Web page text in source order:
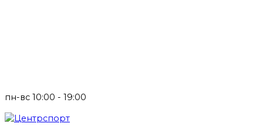
пн-вс 10:00 - 19:00